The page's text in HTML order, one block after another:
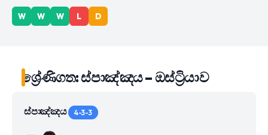
W W W L D
ශ්‍රේණිගත: ස්පාඤ්ඤය – ඔස්ට්‍රියාව
ස්පාඤ්ඤය 4-3-3